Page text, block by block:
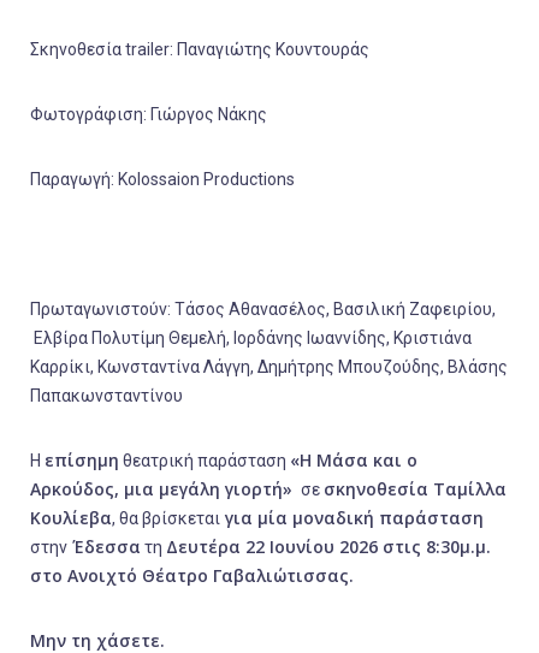
Σκηνοθεσία trailer: Παναγιώτης Κουντουράς
Φωτογράφιση: Γιώργος Νάκης
Παραγωγή: Kolossaion Productions
Πρωταγωνιστούν: Τάσος Αθανασέλος, Βασιλική Ζαφειρίου,
Ελβίρα Πολυτίμη Θεμελή, Ιορδάνης Ιωαννίδης, Κριστιάνα
Καρρίκι, Κωνσταντίνα Λάγγη, Δημήτρης Μπουζούδης, Βλάσης
Παπακωνσταντίνου
Η επίσημη θεατρική παράσταση «Η Μάσα και ο
Αρκούδος, μια μεγάλη γιορτή» σε σκηνοθεσία Ταμίλλα
Κουλίεβα, θα βρίσκεται για μία μοναδική παράσταση
στην Έδεσσα τη Δευτέρα 22 Ιουνίου 2026 στις 8:30μ.μ.
στο Ανοιχτό Θέατρο Γαβαλιώτισσας.
Μην τη χάσετε.